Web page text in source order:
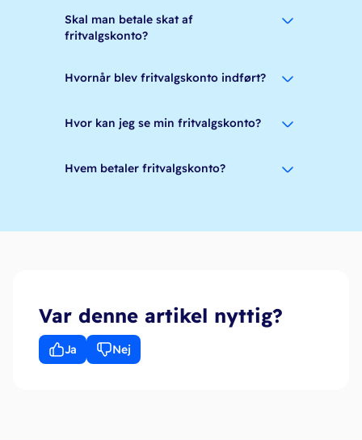
Skal man betale skat af
fritvalgskonto?
Hvornår blev fritvalgskonto indført?
Hvor kan jeg se min fritvalgskonto?
Hvem betaler fritvalgskonto?
Var denne artikel nyttig?
Ja Nej